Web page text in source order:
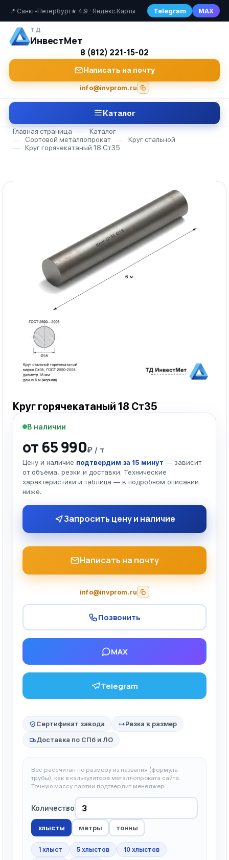
📍 Санкт-Петербург★ 4,9 · Яндекс.Карты Telegram MAX
ТД
ИнвестМет
8 (812) 221-15-02
Написать на почту
info@invprom.ru
Каталог
Главная страница —
Каталог
—
Сортовой металлопрокат —
Круг стальной
—
Круг горячекатаный 18 Ст35
Круг горячекатаный 18 Ст35
В наличии
от 65 990₽ / т
Цену и наличие подтвердим за 15 минут — зависит
от объёма, резки и доставки. Технические
характеристики и таблица — в подробном описании
ниже.
Запросить цену и наличие
Написать на почту
info@invprom.ru
Позвонить
MAX
Telegram
Сертификат завода Резка в размер
Доставка по СПб и ЛО
Вес рассчитан по размеру из названия (формула
трубы), как в калькуляторе металлопроката сайта.
Точную массу партии подтвердит менеджер.
Количество
хлысты метры тонны
1 хлыст 5 хлыстов
10 хлыстов